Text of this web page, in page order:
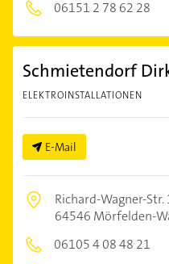
06151 2 78 62 28
Schmietendorf
ELEKTROINSTALLATIONEN
E-Mail
Richard-Wagner-Str.
64546 Mörfelden-
06105 4 08 48 21